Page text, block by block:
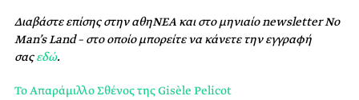
Διαβάστε επίσης στην αθηΝΕΑ και στο μηνιαίο newsletter No
Man’s Land – στο οποίο μπορείτε να κάνετε την εγγραφή
σαςεδώ.
Το Aπαράμιλλο Σθένος της Gisèle Pelicot